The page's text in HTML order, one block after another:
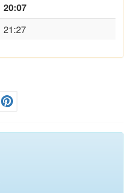
20:07
21:27